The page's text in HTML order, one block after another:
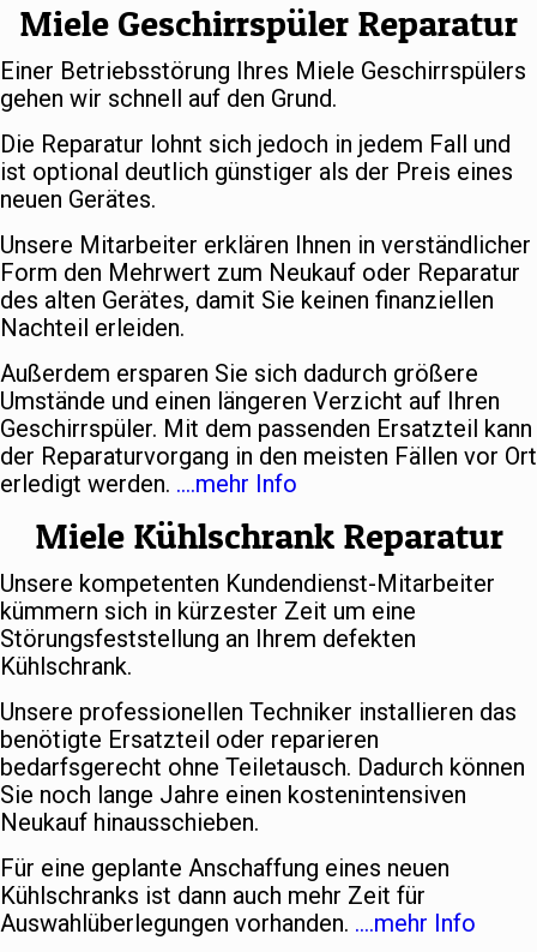
Miele Geschirrspüler Reparatur
Einer Betriebsstörung Ihres Miele Geschirrspülers
gehen wir schnell auf den Grund.
Die Reparatur lohnt sich jedoch in jedem Fall und
ist optional deutlich günstiger als der Preis eines
neuen Gerätes.
Unsere Mitarbeiter erklären Ihnen in verständlicher
Form den Mehrwert zum Neukauf oder Reparatur
des alten Gerätes, damit Sie keinen finanziellen
Nachteil erleiden.
Außerdem ersparen Sie sich dadurch größere
Umstände und einen längeren Verzicht auf Ihren
Geschirrspüler. Mit dem passenden Ersatzteil kann
der Reparaturvorgang in den meisten Fällen vor Ort
erledigt werden. ….mehr Info
Miele Kühlschrank Reparatur
Unsere kompetenten Kundendienst-Mitarbeiter
kümmern sich in kürzester Zeit um eine
Störungsfeststellung an Ihrem defekten
Kühlschrank.
Unsere professionellen Techniker installieren das
benötigte Ersatzteil oder reparieren
bedarfsgerecht ohne Teiletausch. Dadurch können
Sie noch lange Jahre einen kostenintensiven
Neukauf hinausschieben.
Für eine geplante Anschaffung eines neuen
Kühlschranks ist dann auch mehr Zeit für
Auswahlüberlegungen vorhanden. ….mehr Info